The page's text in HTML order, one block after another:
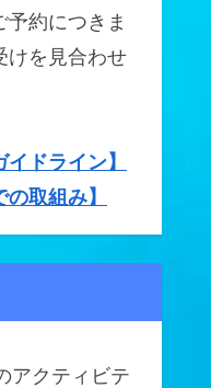
約につきま
けを見合わせ
ドライン】
取組み】
アクティビテ